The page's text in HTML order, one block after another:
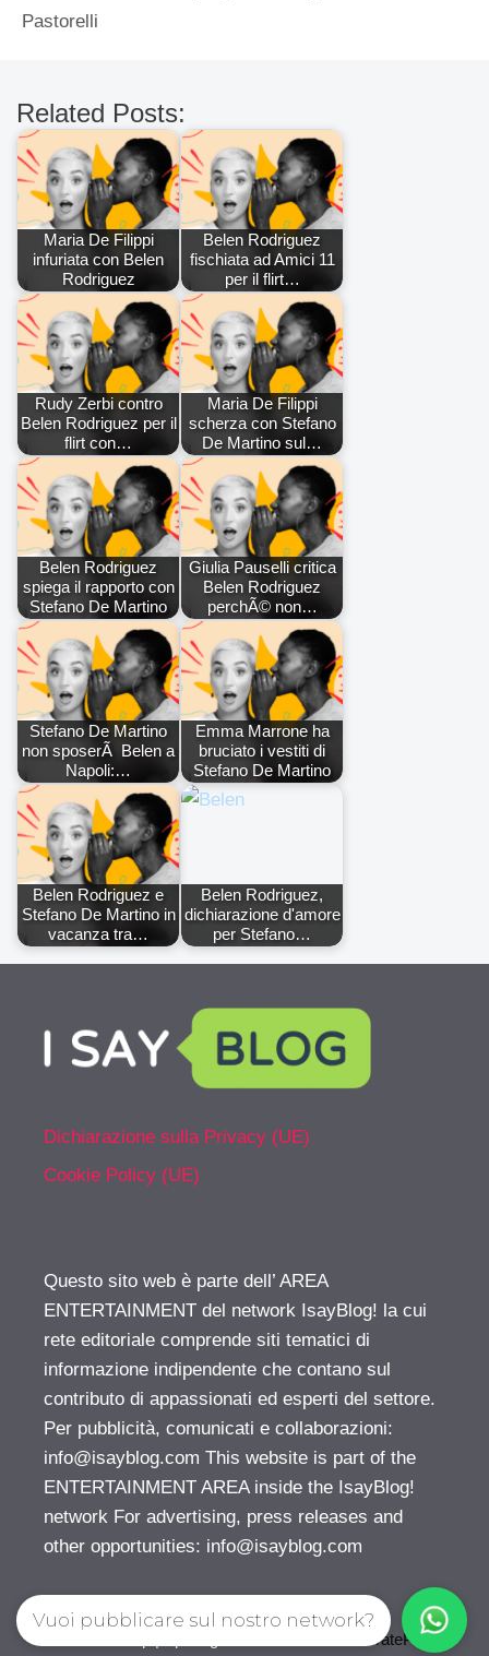
Pastorelli
Related Posts:
Maria De Filippi
infuriata con Belen
Rodriguez
Belen Rodriguez
fischiata ad Amici 11
per il flirt…
Rudy Zerbi contro
Belen Rodriguez per il
flirt con…
Maria De Filippi
scherza con Stefano
De Martino sul…
Belen Rodriguez
spiega il rapporto con
Stefano De Martino
Giulia Pauselli critica
Belen Rodriguez
perchÃ© non…
Stefano De Martino
non sposerÃ Belen a
Napoli:…
Emma Marrone ha
bruciato i vestiti di
Stefano De Martino
Belen Rodriguez e
Stefano De Martino in
vacanza tra…
Belen Rodriguez,
dichiarazione d'amore
per Stefano…
Dichiarazione sulla Privacy (UE)
Cookie Policy (UE)
Questo sito web è parte dell’ AREA
ENTERTAINMENT del network IsayBlog! la cui
rete editoriale comprende siti tematici di
informazione indipendente che contano sul
contributo di appassionati ed esperti del settore.
Per pubblicità, comunicati e collaborazioni:
info@isayblog.com This website is part of the
ENTERTAINMENT AREA inside the IsayBlog!
network For advertising, press releases and
other opportunities: info@isayblog.com
GeneratePress
Vuoi pubblicare sul nostro network?